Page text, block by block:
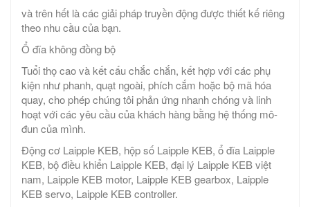
và trên hết là các giải pháp truyền động được thiết kế riêng
theo nhu cầu của bạn.
Ổ đĩa không đồng bộ
Tuổi thọ cao và kết cấu chắc chắn, kết hợp với các phụ
kiện như phanh, quạt ngoài, phích cắm hoặc bộ mã hóa
quay, cho phép chúng tôi phản ứng nhanh chóng và linh
hoạt với các yêu cầu của khách hàng bằng hệ thống mô-
đun của mình.
Động cơ Laipple KEB, hộp số Laipple KEB, ổ đĩa Laipple
KEB, bộ điều khiển Laipple KEB, đại lý Laipple KEB việt
nam, Laipple KEB motor, Laipple KEB gearbox, Laipple
KEB servo, Laipple KEB controller.